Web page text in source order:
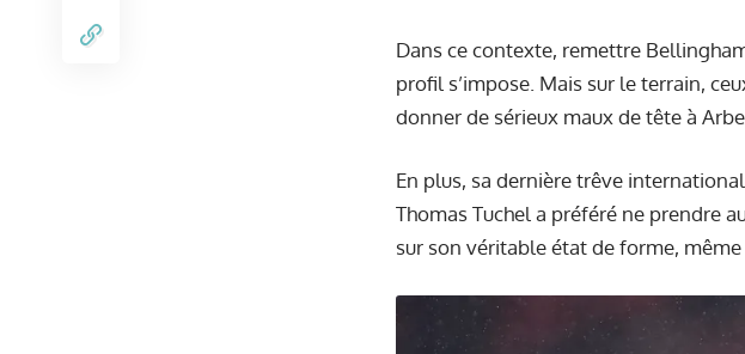
Dans ce contexte, remettre
profil s’impose. Mais sur le terrain,
donner de sérieux maux de tête à
En plus, sa dernière trêve
Thomas Tuchel a préféré ne prendre
sur son véritable état de forme, même